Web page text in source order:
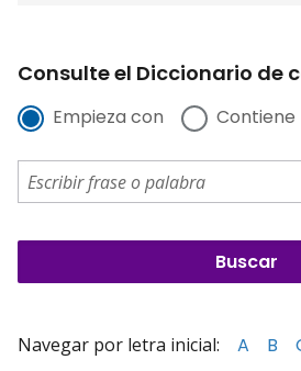
Consulte el Diccionario de
Empieza con Contiene
Navegar por letra inicial: A B